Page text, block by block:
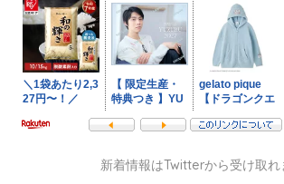
新着情報はTwitterから受け取れ